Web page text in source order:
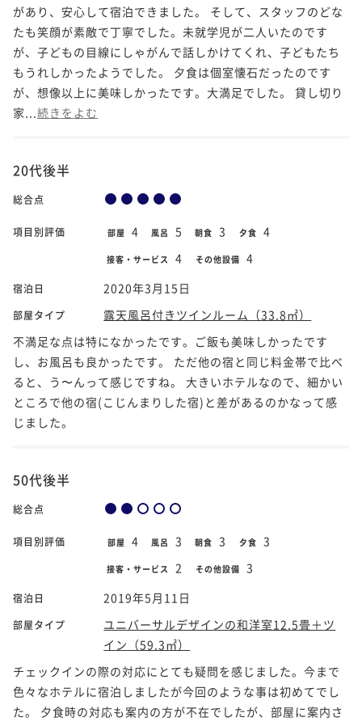
があり、安心して宿泊できました。 そして、スタッフのどな
たも笑顔が素敵で丁寧でした。未就学児が二人いたのです
が、子どもの目線にしゃがんで話しかけてくれ、子どもたち
もうれしかったようでした。 夕食は個室懐石だったのです
が、想像以上に美味しかったです。大満足でした。 貸し切り
家... 続きをよむ
20代後半
総合点
項目別評価 部屋 4 風呂 5 朝食 3 夕食 4
接客・サービス 4 その他設備 4
宿泊日 2020年3月15日
部屋タイプ
露天風呂付きツインルーム（33.8㎡）
不満足な点は特になかったです。ご飯も美味しかったです
し、お風呂も良かったです。 ただ他の宿と同じ料金帯で比べ
ると、う〜んって感じですね。 大きいホテルなので、細かい
ところで他の宿(こじんまりした宿)と差があるのかなって感
じました。
50代後半
総合点
項目別評価 部屋 4 風呂 3 朝食 3 夕食 3
接客・サービス 2 その他設備 3
宿泊日 2019年5月11日
部屋タイプ
ユニバーサルデザインの和洋室12.5畳＋ツ
イン（59.3㎡）
チェックインの際の対応にとても疑問を感じました。今まで
色々なホテルに宿泊しましたが今回のような事は初めてでし
た。 夕食時の対応も案内の方が不在でしたが、部屋に案内さ